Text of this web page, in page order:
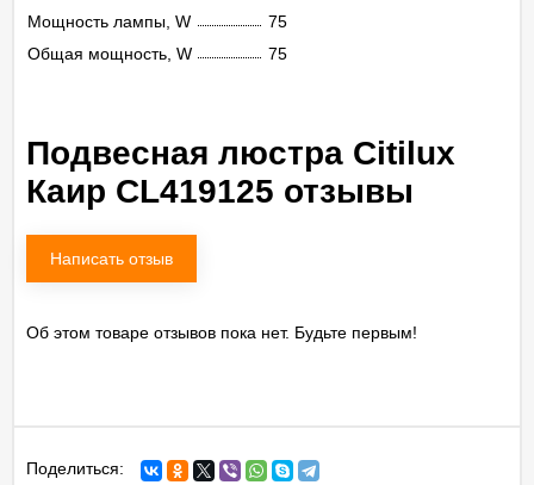
Мощность лампы, W
75
Общая мощность, W
75
Подвесная люстра Citilux
Каир CL419125 отзывы
Написать отзыв
Об этом товаре отзывов пока нет. Будьте первым!
Поделиться: